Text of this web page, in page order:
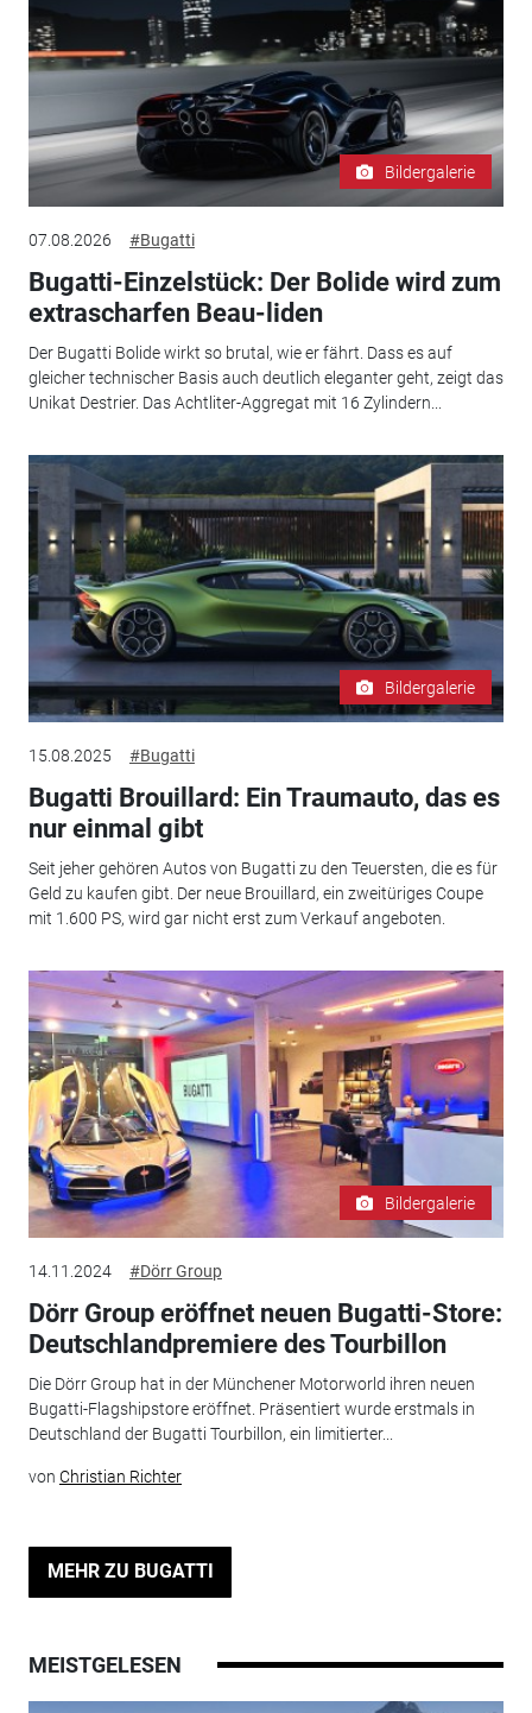
Bildergalerie
07.08.2026 #Bugatti
Bugatti-Einzelstück: Der Bolide wird zum
extrascharfen Beau-liden
Der Bugatti Bolide wirkt so brutal, wie er fährt. Dass es auf
gleicher technischer Basis auch deutlich eleganter geht, zeigt das
Unikat Destrier. Das Achtliter-Aggregat mit 16 Zylindern...
Bildergalerie
15.08.2025 #Bugatti
Bugatti Brouillard: Ein Traumauto, das es
nur einmal gibt
Seit jeher gehören Autos von Bugatti zu den Teuersten, die es für
Geld zu kaufen gibt. Der neue Brouillard, ein zweitüriges Coupe
mit 1.600 PS, wird gar nicht erst zum Verkauf angeboten.
Bildergalerie
14.11.2024 #Dörr Group
Dörr Group eröffnet neuen Bugatti-Store:
Deutschlandpremiere des Tourbillon
Die Dörr Group hat in der Münchener Motorworld ihren neuen
Bugatti-Flagshipstore eröffnet. Präsentiert wurde erstmals in
Deutschland der Bugatti Tourbillon, ein limitierter...
von Christian Richter
MEHR ZU BUGATTI
MEISTGELESEN